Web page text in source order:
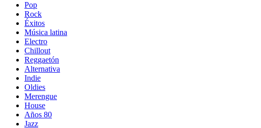
Pop
Rock
Éxitos
Música latina
Electro
Chillout
Reggaetón
Alternativa
Indie
Oldies
Merengue
House
Años 80
Jazz